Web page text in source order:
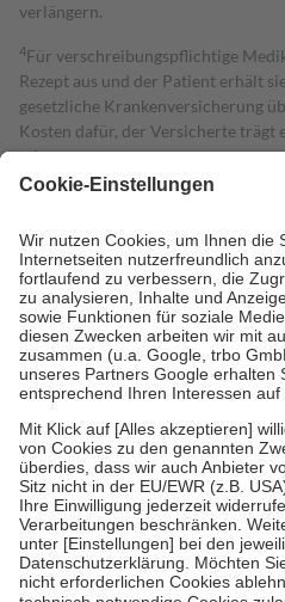
verlängern.
4Für verschreibungspflichtige
Rezept aus und der Patient erhält
gesetzliche Krankenversicherung
Kosten dafür, der Versicherte trägt
mit.
Grundsätzlich leisten Mitglieder
höchstens zehn Euro.
Es sind
Kosten der Leistung zu entrichten.
Diese Regeln gelten grundsätzlich
Bei Heilmitteln und häuslicher
Zuzahlung zehn Prozent der
Verordnung.
Um das Engagement der
stärken und die besondere Stellung
fallenkeine Zuzahlungenan bei:
• Kindern und Jugendlichen bis
mit Ausnahme der Fahrkosten
• Untersuchungen zur Vorsorge
GKV getragen werden
• empfohlenen Schutzimpfungen
• Harn- und Blutteststreifen